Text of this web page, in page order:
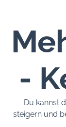
-
Du kannst
steigern und